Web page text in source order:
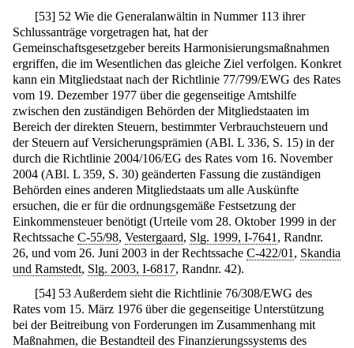
[53] 52 Wie die Generalanwältin in Nummer 113 ihrer
Schlussanträge vorgetragen hat, hat der
Gemeinschaftsgesetzgeber bereits Harmonisierungsmaßnahmen
ergriffen, die im Wesentlichen das gleiche Ziel verfolgen. Konkret
kann ein Mitgliedstaat nach der Richtlinie 77/799/EWG des Rates
vom 19. Dezember 1977 über die gegenseitige Amtshilfe
zwischen den zuständigen Behörden der Mitgliedstaaten im
Bereich der direkten Steuern, bestimmter Verbrauchsteuern und
der Steuern auf Versicherungsprämien (ABl. L 336, S. 15) in der
durch die Richtlinie 2004/106/EG des Rates vom 16. November
2004 (ABl. L 359, S. 30) geänderten Fassung die zuständigen
Behörden eines anderen Mitgliedstaats um alle Auskünfte
ersuchen, die er für die ordnungsgemäße Festsetzung der
Einkommensteuer benötigt (Urteile vom 28. Oktober 1999 in der
Rechtssache C-55/98, Vestergaard, Slg. 1999, I-7641 , Randnr.
26, und vom 26. Juni 2003 in der Rechtssache C-422/01 , Skandia
und Ramstedt, Slg. 2003, I-6817, Randnr. 42).
[54] 53 Außerdem sieht die Richtlinie 76/308/EWG des
Rates vom 15. März 1976 über die gegenseitige Unterstützung
bei der Beitreibung von Forderungen im Zusammenhang mit
Maßnahmen, die Bestandteil des Finanzierungssystems des